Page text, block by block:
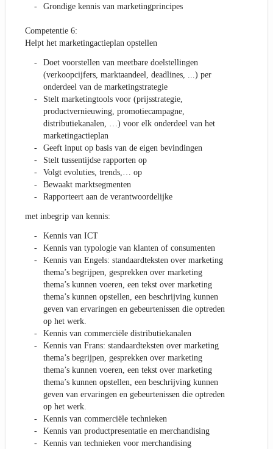
Grondige kennis van marketingprincipes
Competentie 6:
Helpt het marketingactieplan opstellen
Doet voorstellen van meetbare doelstellingen
(verkoopcijfers, marktaandeel, deadlines, ...) per
onderdeel van de marketingstrategie
Stelt marketingtools voor (prijsstrategie,
productvernieuwing, promotiecampagne,
distributiekanalen, …) voor elk onderdeel van het
marketingactieplan
Geeft input op basis van de eigen bevindingen
Stelt tussentijdse rapporten op
Volgt evoluties, trends,… op
Bewaakt marktsegmenten
Rapporteert aan de verantwoordelijke
met inbegrip van kennis:
Kennis van ICT
Kennis van typologie van klanten of consumenten
Kennis van Engels: standaardteksten over marketing
thema’s begrijpen, gesprekken over marketing
thema’s kunnen voeren, een tekst over marketing
thema’s kunnen opstellen, een beschrijving kunnen
geven van ervaringen en gebeurtenissen die optreden
op het werk.
Kennis van commerciële distributiekanalen
Kennis van Frans: standaardteksten over marketing
thema’s begrijpen, gesprekken over marketing
thema’s kunnen voeren, een tekst over marketing
thema’s kunnen opstellen, een beschrijving kunnen
geven van ervaringen en gebeurtenissen die optreden
op het werk.
Kennis van commerciële technieken
Kennis van productpresentatie en merchandising
Kennis van technieken voor merchandising